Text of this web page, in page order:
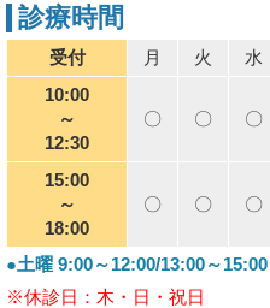
診療時間
受付 月 火 水
10:00
～
12:30
〇 〇 〇
15:00
～
18:00
〇 〇 〇
●土曜 9:00～12:00/13:00～15:00
※休診日：木・日・祝日